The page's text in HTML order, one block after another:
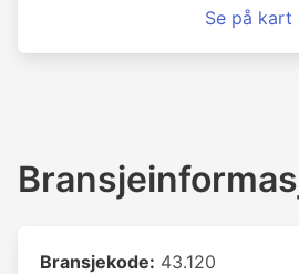
Se på kart
Bransjekode: 43.120